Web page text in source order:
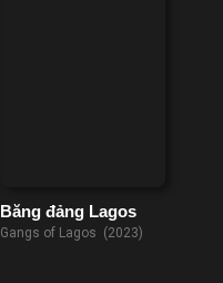
Băng đảng Lagos
Gangs of Lagos (2023)